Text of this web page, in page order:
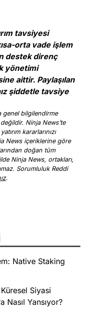
tavsiyesi
orta vade işlem
destek direnç
yönetimi
aittir. Paylaşılan
şiddetle tavsiye
genel bilgilendirme
Ninja News’te
kararlarınızı
News içeriklerine göre
doğan tüm
Ninja News, ortakları,
Sorumluluk Reddi
.
Native Staking
Siyasi
Nasıl Yansıyor?